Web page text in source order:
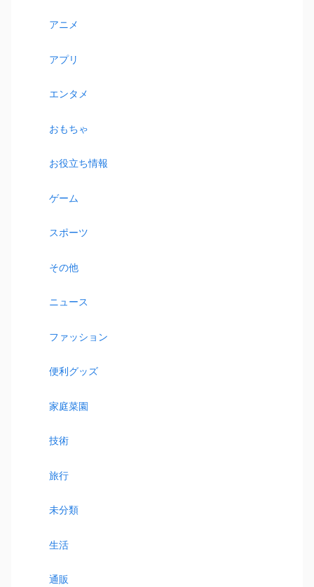
アニメ
アプリ
エンタメ
おもちゃ
お役立ち情報
ゲーム
スポーツ
その他
ニュース
ファッション
便利グッズ
家庭菜園
技術
旅行
未分類
生活
通販